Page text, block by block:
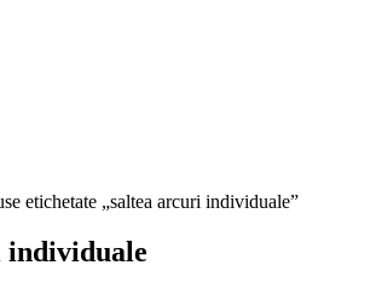
etichetate „saltea arcuri individuale”
individuale